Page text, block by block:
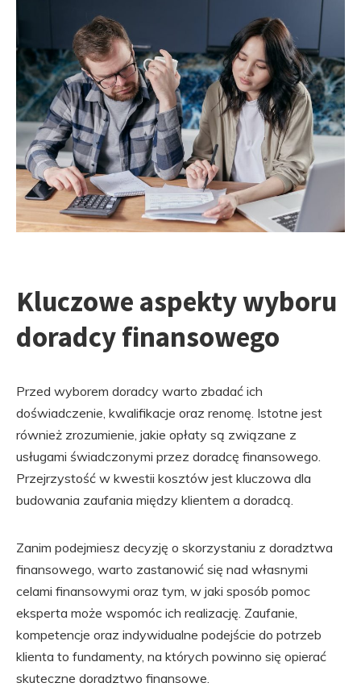
Kluczowe aspekty wyboru
doradcy finansowego
Przed wyborem doradcy warto zbadać ich
doświadczenie, kwalifikacje oraz renomę. Istotne jest
również zrozumienie, jakie opłaty są związane z
usługami świadczonymi przez doradcę finansowego.
Przejrzystość w kwestii kosztów jest kluczowa dla
budowania zaufania między klientem a doradcą.
Zanim podejmiesz decyzję o skorzystaniu z doradztwa
finansowego, warto zastanowić się nad własnymi
celami finansowymi oraz tym, w jaki sposób pomoc
eksperta może wspomóc ich realizację. Zaufanie,
kompetencje oraz indywidualne podejście do potrzeb
klienta to fundamenty, na których powinno się opierać
skuteczne doradztwo finansowe.